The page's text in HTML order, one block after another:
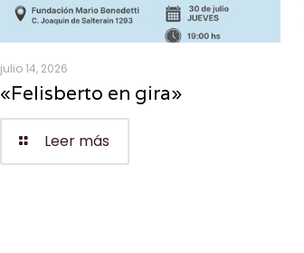
julio 14, 2026
«Felisberto en gira»
Leer más